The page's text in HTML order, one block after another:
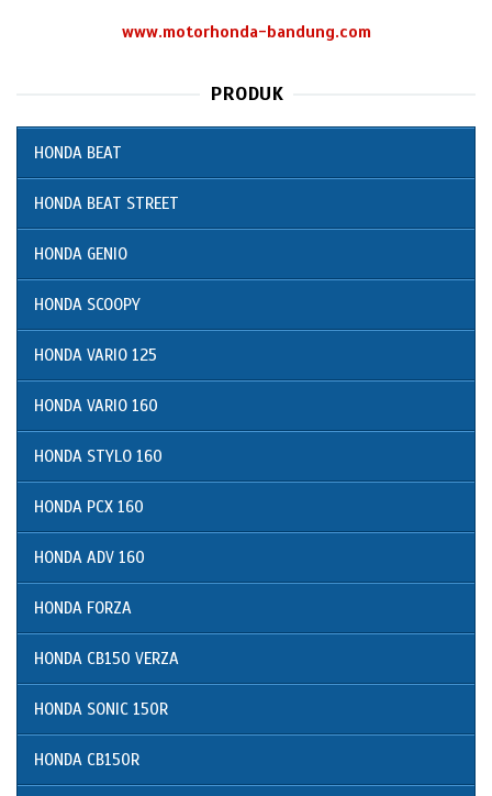
www.motorhonda-bandung.com
PRODUK
HONDA BEAT
HONDA BEAT STREET
HONDA GENIO
HONDA SCOOPY
HONDA VARIO 125
HONDA VARIO 160
HONDA STYLO 160
HONDA PCX 160
HONDA ADV 160
HONDA FORZA
HONDA CB150 VERZA
HONDA SONIC 150R
HONDA CB150R